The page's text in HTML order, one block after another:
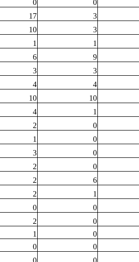
0 0
17 3
10 3
1 1
6 9
3 3
4 4
10 10
4 1
2 0
1 0
3 0
2 0
2 6
2 1
0 0
2 0
1
0
0 0
0 0